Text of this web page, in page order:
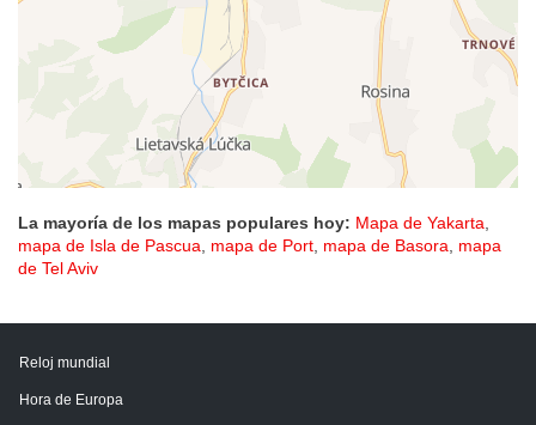
La mayoría de los mapas populares hoy: Mapa de Yakarta,
mapa de Isla de Pascua, mapa de Port, mapa de Basora, mapa
de Tel Aviv
Reloj mundial
Hora de Europa